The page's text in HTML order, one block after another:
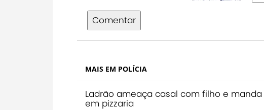
Comentar
MAIS EM POLÍCIA
Ladrão ameaça casal com filho e
em pizzaria